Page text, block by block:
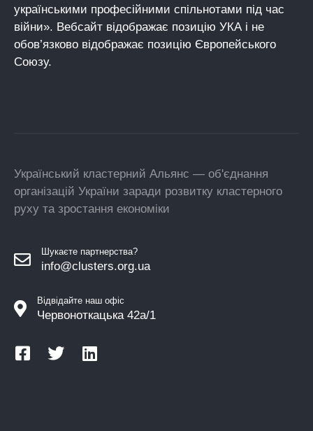
українськими професійними спільнотами під час
війни». Вебсайт відображає позицію УКА і не
обов’язково відображає позицію Європейського
Союзу.
Український кластерний Альянс — об'єднання
організацій України заради розвитку кластерного
руху та зростання економіки
Шукаєте партнерства?
info@clusters.org.ua
Відвідайте наш офіс
Червоноткацька 42а/1